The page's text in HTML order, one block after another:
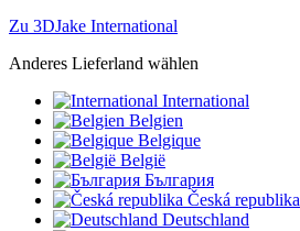
Zu 3DJake International
Anderes Lieferland wählen
International
Belgien
Belgique
België
България
Česká republika
Deutschland